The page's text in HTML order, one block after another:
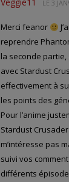
Veggie11 LE 3
Merci feanor
reprendre
la seconde
avec Stardust
effectivement à
les points des
Pour l’anime
Stardust
m’intéresse pas
suivi vos
différents